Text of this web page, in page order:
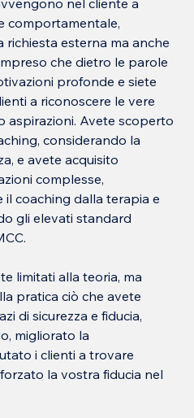
comportamentale,
esterna ma anche
che dietro le parole
profonde e siete
a riconoscere le vere
aspirazioni. Avete scoperto
considerando la
e avete acquisito
complesse,
coaching dalla terapia e
gli elevati standard
limitati alla teoria, ma
pratica ciò che avete
di sicurezza e fiducia,
migliorato la
i clienti a trovare
la vostra fiducia nel